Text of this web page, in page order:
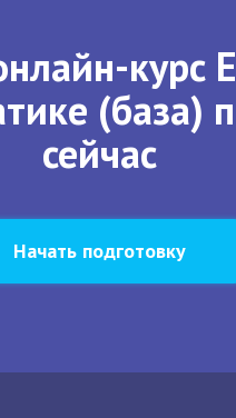
курс
(база)
сейчас
Начать подготовку